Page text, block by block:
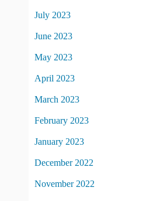
July 2023
June 2023
May 2023
April 2023
March 2023
February 2023
January 2023
December 2022
November 2022